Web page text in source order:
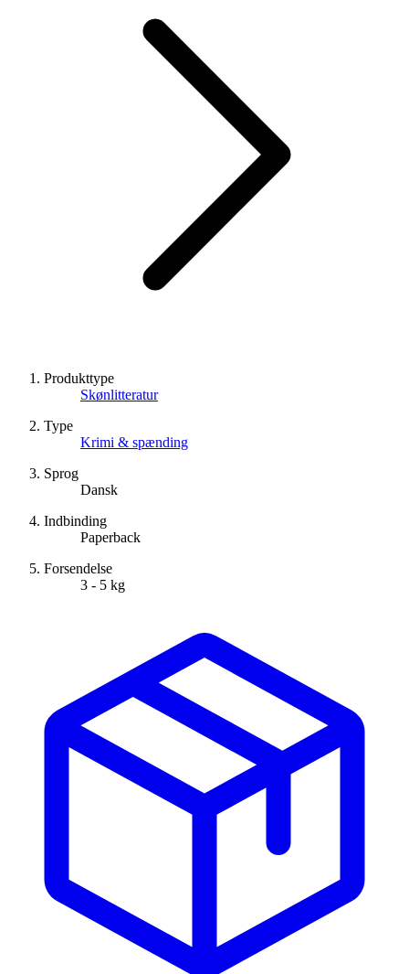
Produkttype
Skønlitteratur
Type
Krimi & spænding
Sprog
Dansk
Indbinding
Paperback
Forsendelse
3 - 5 kg